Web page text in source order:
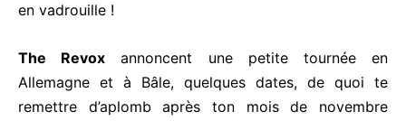
en vadrouille !
The Revox annoncent une petite tournée en
Allemagne et à Bâle, quelques dates, de quoi te
remettre d’aplomb après ton mois de novembre